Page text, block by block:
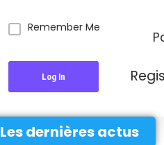
Remember Me
Log In
Les dernières actus